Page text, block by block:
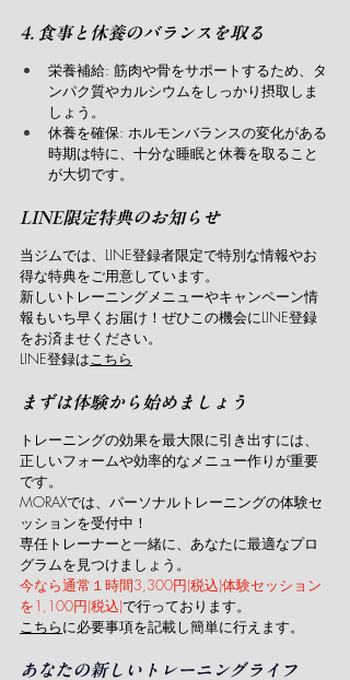
4. 食事と休養のバランスを取る
栄養補給: 筋肉や骨をサポートするため、タ
ンパク質やカルシウムをしっかり摂取しま
しょう。
休養を確保: ホルモンバランスの変化がある
時期は特に、十分な睡眠と休養を取ること
が大切です。
LINE限定特典のお知らせ
当ジムでは、LINE登録者限定で特別な情報やお
得な特典をご用意しています。
新しいトレーニングメニューやキャンペーン情
報もいち早くお届け！ぜひこの機会にLINE登録
をお済ませください。
LINE登録はこちら
まずは体験から始めましょう
トレーニングの効果を最大限に引き出すには、
正しいフォームや効率的なメニュー作りが重要
です。
MORAXでは、パーソナルトレーニングの体験セ
ッションを受付中！
専任トレーナーと一緒に、あなたに最適なプロ
グラムを見つけましょう。
今なら通常１時間3,300円(税込)体験セッション
を1,100円(税込)で行っております。
こちらに必要事項を記載し簡単に行えます。
あなたの新しいトレーニングライフ